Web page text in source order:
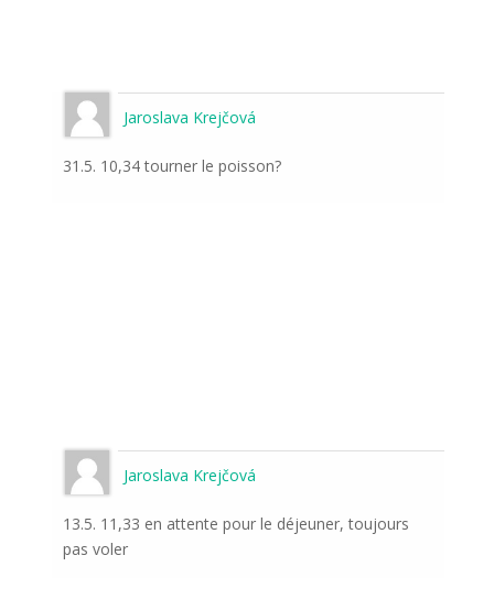
Jaroslava Krejčová
31.5. 10,34 tourner le poisson?
Jaroslava Krejčová
13.5. 11,33 en attente pour le déjeuner, toujours
pas voler